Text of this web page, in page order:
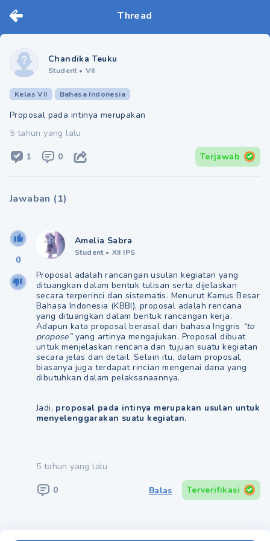
Thread
Chandika Teuku
Student • VII
Kelas VII Bahasa Indonesia
Proposal pada intinya merupakan​
5 tahun yang lalu
1 0 Terjawab
Jawaban (1)
0
Amelia Sabra
Student • XII IPS
Proposal adalah rancangan usulan kegiatan yang
dituangkan dalam bentuk tulisan serta dijelaskan
secara terperinci dan sistematis. Menurut Kamus Besar
Bahasa Indonesia (KBBI), proposal adalah rencana
yang dituangkan dalam bentuk rancangan kerja.
Adapun kata proposal berasal dari bahasa Inggris “to
propose”yang artinya mengajukan. Proposal dibuat
untuk menjelaskan rencana dan tujuan suatu kegiatan
secara jelas dan detail. Selain itu, dalam proposal,
biasanya juga terdapat rincian mengenai dana yang
dibutuhkan dalam pelaksanaannya.
Jadi, proposal pada intinya merupakan usulan untuk
menyelenggarakan suatu kegiatan.
5 tahun yang lalu
0 Balas Terverifikasi